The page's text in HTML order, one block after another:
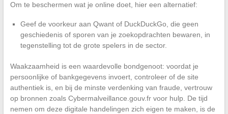
Om te beschermen wat je online doet, hier een alternatief:
Geef de voorkeur aan Qwant of DuckDuckGo, die geen
geschiedenis of sporen van je zoekopdrachten bewaren, in
tegenstelling tot de grote spelers in de sector.
Waakzaamheid is een waardevolle bondgenoot: voordat je
persoonlijke of bankgegevens invoert, controleer of de site
authentiek is, en bij de minste verdenking van fraude, vertrouw
op bronnen zoals Cybermalveillance.gouv.fr voor hulp. De tijd
nemen om deze digitale handelingen zich eigen te maken, is de